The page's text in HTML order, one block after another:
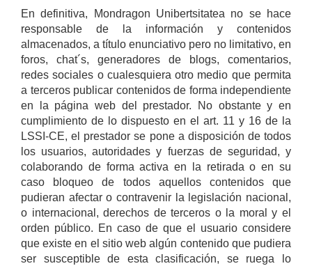
En definitiva, Mondragon Unibertsitatea no se hace
responsable de la información y contenidos
almacenados, a título enunciativo pero no limitativo, en
foros, chat´s, generadores de blogs, comentarios,
redes sociales o cualesquiera otro medio que permita
a terceros publicar contenidos de forma independiente
en la página web del prestador. No obstante y en
cumplimiento de lo dispuesto en el art. 11 y 16 de la
LSSI-CE, el prestador se pone a disposición de todos
los usuarios, autoridades y fuerzas de seguridad, y
colaborando de forma activa en la retirada o en su
caso bloqueo de todos aquellos contenidos que
pudieran afectar o contravenir la legislación nacional,
o internacional, derechos de terceros o la moral y el
orden público. En caso de que el usuario considere
que existe en el sitio web algún contenido que pudiera
ser susceptible de esta clasificación, se ruega lo